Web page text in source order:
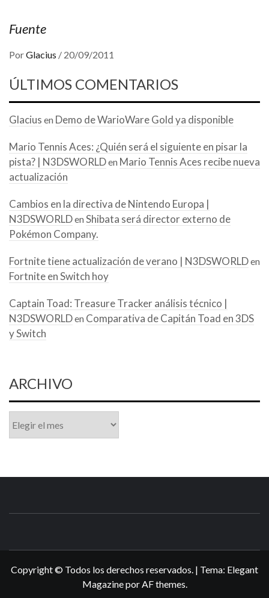
Fuente
PorGlacius / 20/09/2011
ÚLTIMOS COMENTARIOS
Glacius en Demo de WarioWare Gold ya disponible
Mario Tennis Aces: ¿Quién será el siguiente en pisar la
pista? | N3DSWORLDen Mario Tennis Aces recibe nueva
actualización
Cambios en la directiva de Nintendo Europa |
N3DSWORLDen Shibata será director externo de
Pokémon Company.
Fortnite tiene actualización de verano | N3DSWORLDen
Fortnite en Switch hoy
Captain Toad: Treasure Tracker análisis técnico |
N3DSWORLDen Comparativa de Capitán Toad en 3DS
y Switch
ARCHIVO
Copyright © Todos los derechos reservados. | Tema: Elegant
MagazineporAF themes.